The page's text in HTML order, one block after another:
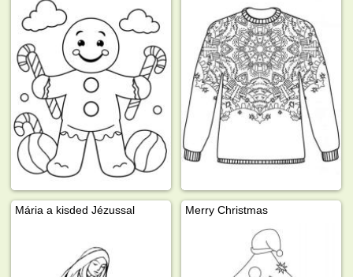
Mária a kisded Jézussal Merry Christmas